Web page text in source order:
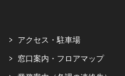
アクセス・駐車場
窓口案内・フロアマップ